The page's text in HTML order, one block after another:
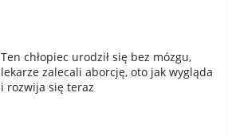
Ten chłopiec urodził się bez mózgu,
lekarze zalecali aborcję, oto jak wygląda
i rozwija się teraz